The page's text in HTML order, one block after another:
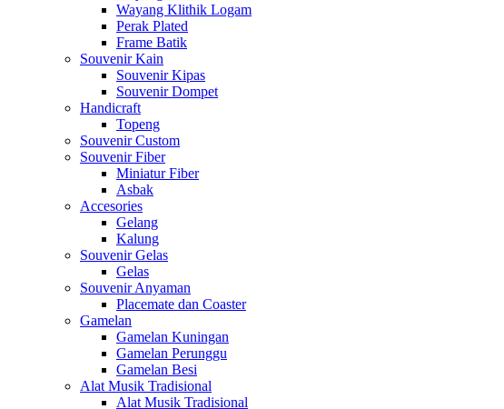
Wayang Klithik Logam
Perak Plated
Frame Batik
Souvenir Kain
Souvenir Kipas
Souvenir Dompet
Handicraft
Topeng
Souvenir Custom
Souvenir Fiber
Miniatur Fiber
Asbak
Accesories
Gelang
Kalung
Souvenir Gelas
Gelas
Souvenir Anyaman
Placemate dan Coaster
Gamelan
Gamelan Kuningan
Gamelan Perunggu
Gamelan Besi
Alat Musik Tradisional
Alat Musik Tradisional